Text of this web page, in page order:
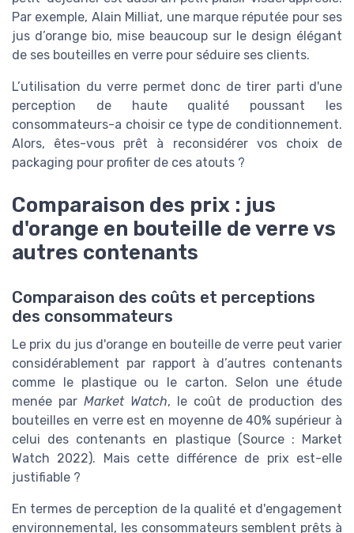
Par exemple, Alain Milliat, une marque réputée pour ses
jus d’orange bio, mise beaucoup sur le design élégant
de ses bouteilles en verre pour séduire ses clients.
L’utilisation du verre permet donc de tirer parti d'une
perception de haute qualité poussant les
consommateurs-a choisir ce type de conditionnement.
Alors, êtes-vous prêt à reconsidérer vos choix de
packaging pour profiter de ces atouts ?
Comparaison des prix : jus
d'orange en bouteille de verre vs
autres contenants
Comparaison des coûts et perceptions
des consommateurs
Le prix du jus d'orange en bouteille de verre peut varier
considérablement par rapport à d’autres contenants
comme le plastique ou le carton. Selon une étude
menée par Market Watch, le coût de production des
bouteilles en verre est en moyenne de 40% supérieur à
celui des contenants en plastique (Source : Market
Watch 2022). Mais cette différence de prix est-elle
justifiable ?
En termes de perception de la qualité et d'engagement
environnemental, les consommateurs semblent prêts à